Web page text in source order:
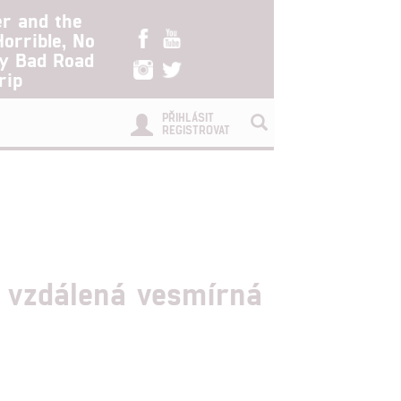
and the
No
Bad Road
PŘIHLÁSIT
REGISTROVAT
vesmírná